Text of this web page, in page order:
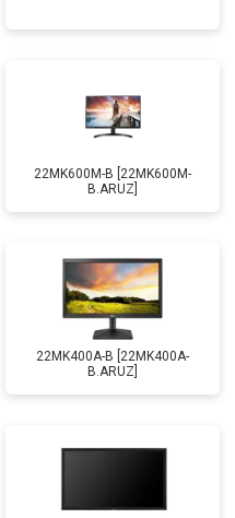
22MK600M-B [22MK600M-
B.ARUZ]
22MK400A-B [22MK400A-
B.ARUZ]